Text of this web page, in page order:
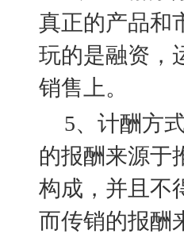
真正的产品和
玩的是融资，
销售上。
5、计酬方
的报酬来源于
构成，并且不
而传销的报酬